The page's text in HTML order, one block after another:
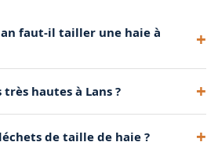
faut-il tailler une haie à
2 tailles par an (printemps
se contentent souvent
définissons le rythme adapté à
hautes à Lans ?
celles qui dépassent 3 mètres.
de taille de haie ?